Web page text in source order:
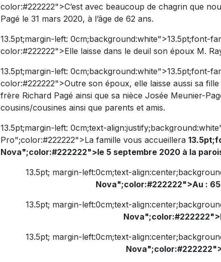
color:#222222">C’est avec beaucoup de chagrin que
Pagé le 31 mars 2020, à l’âge de 62 ans.
13.5pt;margin-left: 0cm;background:white">13.5pt;font-
color:#222222">Elle laisse dans le deuil son époux M.
13.5pt;margin-left: 0cm;background:white">13.5pt;font-
color:#222222">Outre son époux, elle laisse aussi sa
frère Richard Pagé ainsi que sa nièce Josée Meunier-
cousins/cousines ainsi que parents et amis.
13.5pt;margin-left: 0cm;text-
Pro";color:#222222">La famille vous accueillera
Nova";color:#222222">le 5 septembre 2020 à la
13.5pt; margin-left:0cm;text-
Nova";color:#222222">Au :
13.5pt; margin-left:0cm;text-
13.5pt; margin-left:0cm;text-